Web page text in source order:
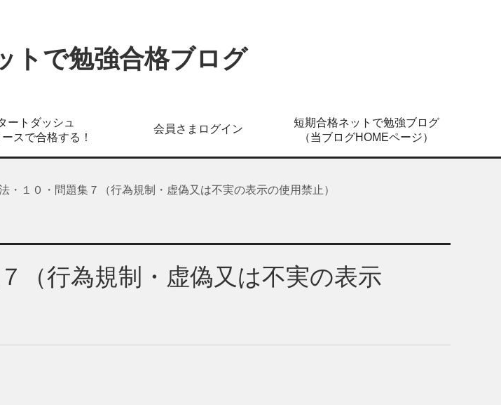
トで勉強合格ブログ
ートダッシュ
スで合格する！
会員さまログイン
短期合格ネットで勉強ブログ
（当ブログHOMEページ）
・１０・問題集７（行為規制・虚偽又は不実の表示の使用禁止）
（行為規制・虚偽又は不実の表示